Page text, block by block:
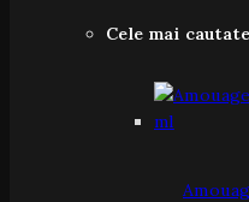
Cele mai cautate